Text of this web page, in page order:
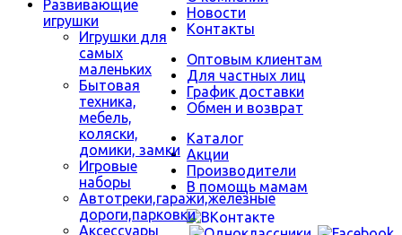
Развивающие
игрушки
Игрушки для
самых
маленьких
Бытовая
техника,
мебель,
коляски,
домики, замки
Игровые
наборы
Автотреки,гаражи,железные
дороги,парковки
Аксессуары
Новости
Контакты
Оптовым клиентам
Для частных лиц
График доставки
Обмен и возврат
Каталог
Акции
Производители
В помощь мамам